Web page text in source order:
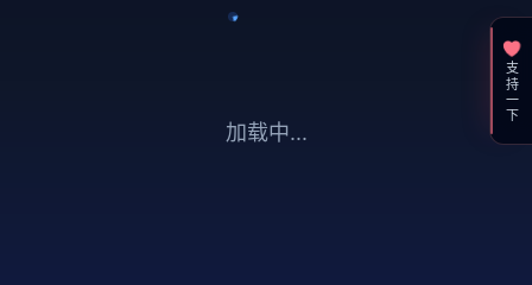
加载中...
支持一下